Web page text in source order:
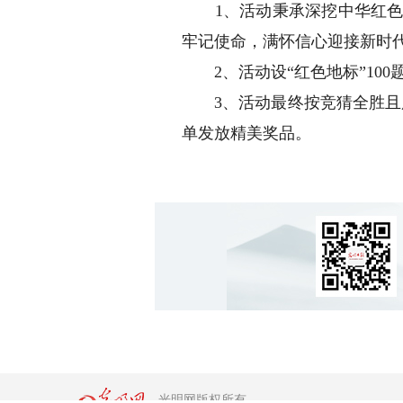
1、活动秉承深挖中华红色
牢记使命，满怀信心迎接新时
2、活动设“红色地标”100
3、活动最终按竞猜全胜且
单发放精美奖品。
光明网版权所有